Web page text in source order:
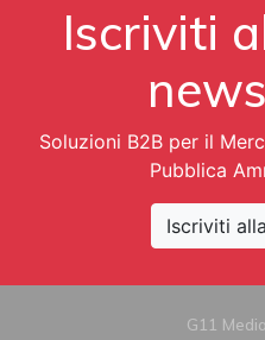
Iscriviti
Soluzioni B2B per il
Pubblica
Iscriviti
G11